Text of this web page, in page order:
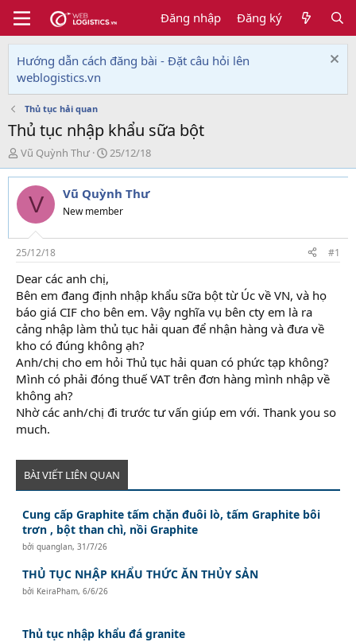
Đăng nhập Đăng ký
Hướng dẫn cách đăng bài - Đặt câu hỏi lên
weblogistics.vn
Thủ tục hải quan
Thủ tục nhập khẩu sữa bột
T
h
r
e
d
s
t
a
r
t
e
r
Vũ Quỳnh Thư
N
g
à
y
g
i
25/12/18
V Vũ Quỳnh Thư
New member
25/12/18 #1
Dear các anh chị,
Bên em đang định nhập khẩu sữa bột từ Úc về VN, và họ
báo giá CIF cho bên em. Vậy nghĩa vụ bên cty em là ra
cảng nhập làm thủ tục hải quan để nhận hàng và đưa về
kho có đúng không ạh?
Anh/chị cho em hỏi Thủ tục hải quan có phức tạp không?
Mình có phải đóng thuế VAT trên đơn hàng mình nhập về
không ah?
Nhờ các anh/chị đi trước tư vấn giúp em với. Thank you so
much.
BÀI VIẾT LIÊN QUAN
Cung cấp Graphite tấm chặn đuôi lò, tấm Graphite bôi
trơn , bột than chì, nồi Graphite
bởiquanglan,31/7/26
THỦ TỤC NHẬP KHẨU THỨC ĂN THỦY SẢN
bởi KeiraPham,6/6/26
Thủ tục nhập khẩu đá granite